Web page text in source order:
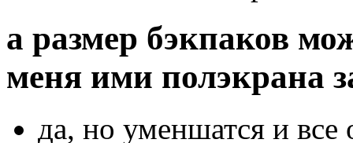
а размер бэкпаков
меня ими полэкрана
да, но уменшатся и